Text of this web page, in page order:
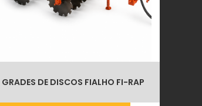
GRADES DE DISCOS FIALHO FI-RAP